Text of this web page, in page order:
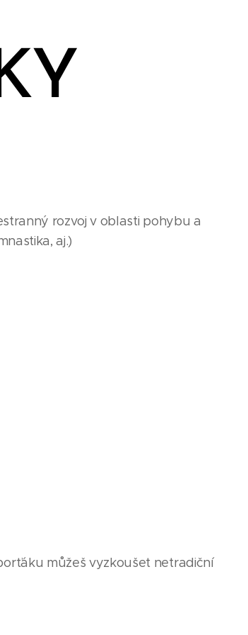
rozvoj v oblasti pohybu a
aj.)
můžeš vyzkoušet netradiční